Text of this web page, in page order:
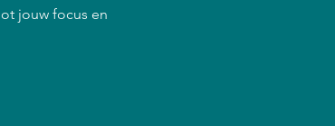
jouw focus en